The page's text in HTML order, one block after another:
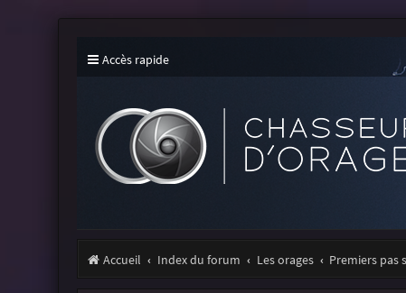
Accès rapide
Accueil Index du forum Les orages Premiers pas